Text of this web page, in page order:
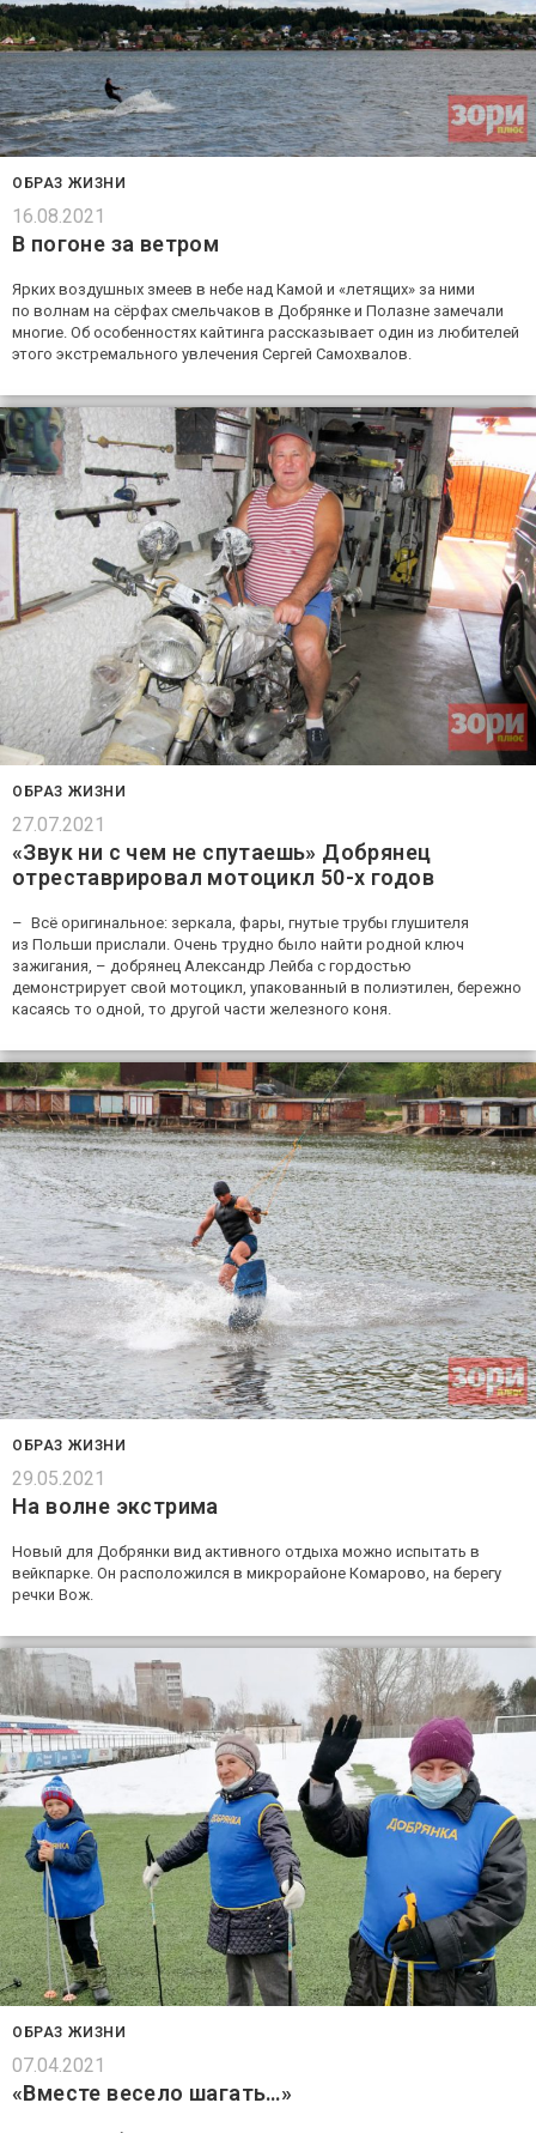
ОБРАЗ ЖИЗНИ
16.08.2021
В погоне за ветром
Ярких воздушных змеев в небе над Камой и «летящих» за ними
по волнам на сёрфах смельчаков в Добрянке и Полазне замечали
многие. Об особенностях кайтинга рассказывает один из любителей
этого экстремального увлечения Сергей Самохвалов.
ОБРАЗ ЖИЗНИ
27.07.2021
«Звук ни с чем не спутаешь» Добрянец
отреставрировал мотоцикл 50-х годов
– Всё оригинальное: зеркала, фары, гнутые трубы глушителя
из Польши прислали. Очень трудно было найти родной ключ
зажигания, – добрянец Александр Лейба с гордостью
демонстрирует свой мотоцикл, упакованный в полиэтилен, бережно
касаясь то одной, то другой части железного коня.
ОБРАЗ ЖИЗНИ
29.05.2021
На волне экстрима
Новый для Добрянки вид активного отдыха можно испытать в
вейкпарке. Он расположился в микрорайоне Комарово, на берегу
речки Вож.
ОБРАЗ ЖИЗНИ
07.04.2021
«Вместе весело шагать…»